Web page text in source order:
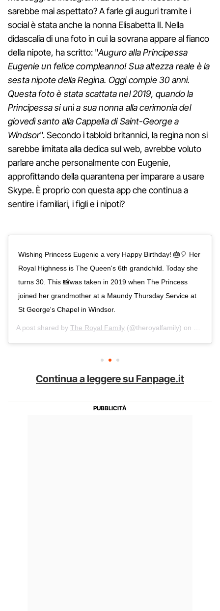
sarebbe mai aspettato? A farle gli auguri tramite i
social è stata anche la nonna Elisabetta II. Nella
didascalia di una foto in cui la sovrana appare al fianco
della nipote, ha scritto: "Auguro alla Principessa
Eugenie un felice compleanno! Sua altezza reale è la
sesta nipote della Regina. Oggi compie 30 anni.
Questa foto è stata scattata nel 2019, quando la
Principessa si unì a sua nonna alla cerimonia del
giovedì santo alla Cappella di Saint-George a
Windsor". Secondo i tabloid britannici, la regina non si
sarebbe limitata alla dedica sul web, avrebbe voluto
parlare anche personalmente con Eugenie,
approfittando della quarantena per imparare a usare
Skype. È proprio con questa app che continua a
sentire i familiari, i figli e i nipoti?
Wishing Princess Eugenie a very Happy Birthday! 🎂🎈 Her
Royal Highness is The Queen's 6th grandchild. Today she
turns 30. This 📸was taken in 2019 when The Princess
joined her grandmother at a Maundy Thursday Service at
St George's Chapel in Windsor.
A post shared by The Royal Family (@theroyalfamily) on
Continua a leggere su Fanpage.it